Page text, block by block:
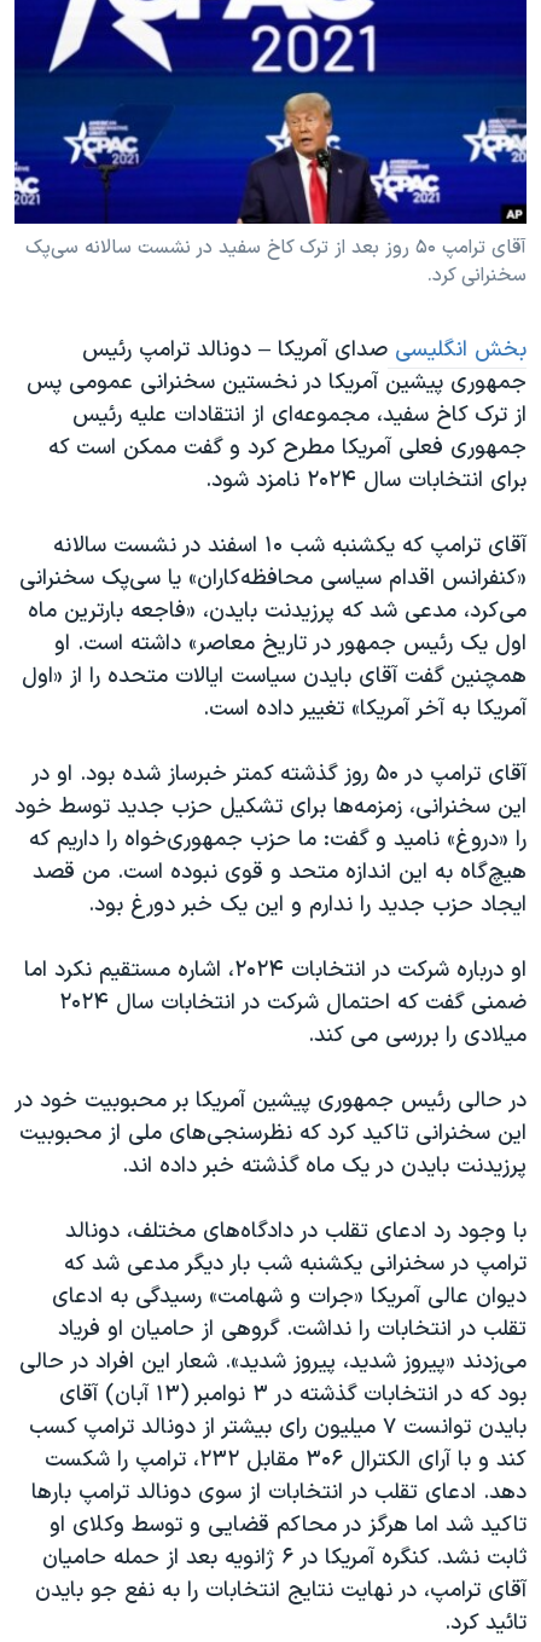
علم و فناوری
اسرائیل در جنگ
گالری عکس
آرشیو پخش زنده
انتخابات ریاست جمهوری آمریکا ۲۰۲۴
حمله جمهوری اسلامی به اسرائیل
رمز مهسا
ورزش زنان در ایران
اعتراضات زن، زندگی، آزادی
مجموعه مستندهای دادخواهی
دادگاه حمید نوری
چهل سال گروگان‌گیری
قانون شفافیت دارائی کادر رهبری ایران
اسرائیل در جنگ
نرگس محمدی برنده جایزه نوبل صلح
همایش محافظه‌کاران آمریکا «سی‌پک»
صفحه‌های ویژه
سفر پرزیدنت ترامپ به چین
دنبال کنید
زبانهای مختلف
آقای ترامپ ۵۰ روز بعد از ترک کاخ سفید در نشست سالانه سی‌پک
سخنرانی کرد.
بخش انگلیسی صدای آمریکا – دونالد ترامپ رئیس
جمهوری پیشین آمریکا در نخستین سخنرانی عمومی پس
از ترک کاخ سفید، مجموعه‌ای از انتقادات علیه رئیس
جمهوری فعلی آمریکا مطرح کرد و گفت ممکن است که
برای انتخابات سال ۲۰۲۴ نامزد شود.
آقای ترامپ که یکشنبه شب ۱۰ اسفند در نشست سالانه
«کنفرانس اقدام سیاسی محافظه‌کاران» یا سی‌پک سخنرانی
می‌کرد، مدعی شد که پرزیدنت بایدن، «فاجعه بارترین ماه
اول یک رئیس جمهور در تاریخ معاصر» داشته است. او
همچنین گفت آقای بایدن سیاست ایالات متحده را از «اول
آمریکا به آخر آمریکا» تغییر داده است.
آقای ترامپ در ۵۰ روز گذشته کمتر خبرساز شده بود. او در
این سخنرانی، زمزمه‌ها برای تشکیل حزب جدید توسط خود
را «دروغ» نامید و گفت: ما حزب جمهوری‌خواه را داریم که
هیچ‌گاه به این اندازه متحد و قوی نبوده است. من قصد
ایجاد حزب جدید را ندارم و این یک خبر دورغ بود.
او درباره شرکت در انتخابات ۲۰۲۴، اشاره مستقیم نکرد اما
ضمنی گفت که احتمال شرکت در انتخابات سال ۲۰۲۴
میلادی را بررسی می کند.
در حالی رئيس جمهوری پیشین آمریکا بر محبوبیت خود در
این سخنرانی تاکید کرد که نظرسنجی‌های ملی از محبوبیت
پرزیدنت بایدن در یک ماه گذشته خبر داده اند.
با وجود رد ادعای تقلب در دادگاه‌های مختلف، دونالد
ترامپ در سخنرانی یکشنبه شب بار دیگر مدعی شد که
دیوان عالی آمریکا «جرات و شهامت» رسیدگی به ادعای
تقلب در انتخابات را نداشت. گروهی از حامیان او فریاد
می‌زدند «پیروز شدید، پیروز شدید». شعار این افراد در حالی
بود که در انتخابات گذشته در ۳ نوامبر (۱۳ آبان) آقای
بایدن توانست ۷ میلیون رای بیشتر از دونالد ترامپ کسب
کند و با آرای الکترال ۳۰۶ مقابل ۲۳۲، ترامپ را شکست
دهد. ادعای تقلب در انتخابات از سوی دونالد ترامپ بارها
تاکید شد اما هرگز در محاکم قضایی و توسط وکلای او
ثابت نشد. کنگره آمریکا در ۶ ژانویه بعد از حمله حامیان
آقای ترامپ، در نهایت نتایج انتخابات را به نفع جو بایدن
تائید کرد.